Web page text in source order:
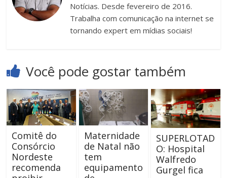
Notícias. Desde fevereiro de 2016.
Trabalha com comunicação na internet se
tornando expert em mídias sociais!
Você pode gostar também
Comitê do
Consórcio
Nordeste
recomenda
Maternidade
de Natal não
tem
equipamento
SUPERLOTAD
O: Hospital
Walfredo
Gurgel fica